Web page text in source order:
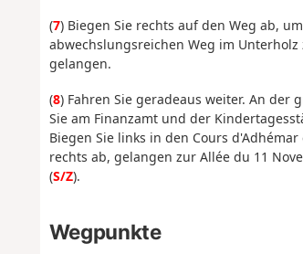
(7) Biegen Sie rechts auf den Weg ab,
abwechslungsreichen Weg im
gelangen.
(8) Fahren Sie geradeaus weiter. An der
Sie am Finanzamt und der
Biegen Sie links in den Cours
rechts ab, gelangen zur Allée du 11
(S/Z).
Wegpunkte